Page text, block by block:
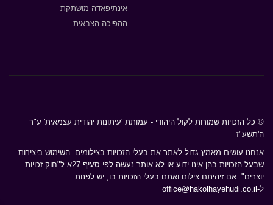
אינתיפאדה מושתקת
ההפיכה הצבאית
© כל הזכויות שמורות לקול היהודי - עמותת 'עיתונות יהודית עצמאית' ע"ר
ה'תשע"ז
אנחנו עושים מאמץ גדול לאתר את בעלי הזכויות בצילומים. השימוש ביצירות
שבעל הזכויות בהן אינו ידוע או לא אותר נעשה לפי סעיף 27א ל"חוק זכויות
יוצרים". אם זיהיתם צילום ואתם בעלי הזכויות בו, יש לפנות
ל- office@hakolhayehudi.co.il